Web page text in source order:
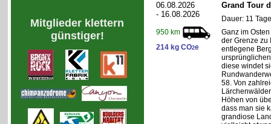
Mitglieder klettern
günstiger!
06.08.2026
- 16.08.2026
950 km
214 kg CO2e
Grand Tour
Dauer: 11
Ganz im
der Grenze zu
entlegene
diese windet
58. Von
Höhen von
dass man sie
grandiose